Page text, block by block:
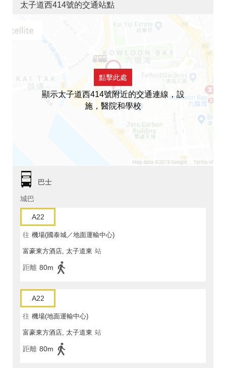
太子道西414號的交通站點
點擊此處
顯示太子道西414號附近的交通連線，設
施，醫院和學校
巴士
城巴
A22
往 機場(國泰城／地面運輸中心)
富豪東方酒店, 太子道東 站
距離 80m
A22
往 機場(地面運輸中心)
富豪東方酒店, 太子道東 站
距離 80m